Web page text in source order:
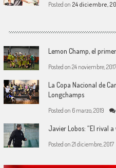
Posted on 24 diciembre,
Lemon Champ, el
Posted on 24 noviembre, 2017
La Copa Nacional de
Longchamps
Posted on 6 marzo, 2019
Javier Lobos: “El rival
Posted on 21 diciembre, 2017